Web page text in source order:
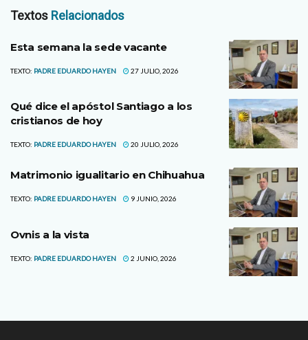
Textos Relacionados
Esta semana la sede vacante
TEXTO: PADRE EDUARDO HAYEN 27 JULIO, 2026
Qué dice el apóstol Santiago a los
cristianos de hoy
TEXTO: PADRE EDUARDO HAYEN 20 JULIO, 2026
Matrimonio igualitario en Chihuahua
TEXTO: PADRE EDUARDO HAYEN 9 JUNIO, 2026
Ovnis a la vista
TEXTO: PADRE EDUARDO HAYEN 2 JUNIO, 2026